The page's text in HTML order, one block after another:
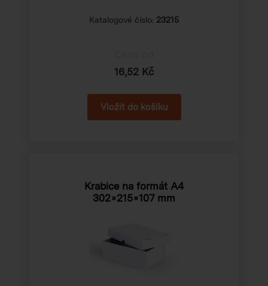
Katalogové číslo: 23215
16,52 Kč
Krabice na formát A4
302×215×107 mm